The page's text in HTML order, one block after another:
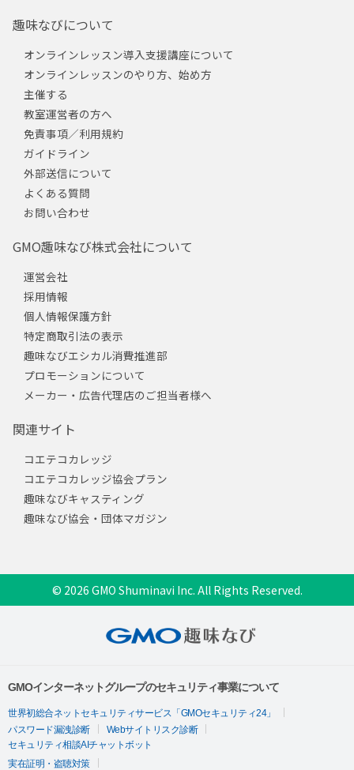
趣味なびについて
オンラインレッスン導入支援講座について
オンラインレッスンのやり方、始め方
主催する
教室運営者の方へ
免責事項／利用規約
ガイドライン
外部送信について
よくある質問
お問い合わせ
GMO趣味なび株式会社について
運営会社
採用情報
個人情報保護方針
特定商取引法の表示
趣味なびエシカル消費推進部
プロモーションについて
メーカー・広告代理店のご担当者様へ
関連サイト
コエテコカレッジ
コエテコカレッジ協会プラン
趣味なびキャスティング
趣味なび協会・団体マガジン
© 2026 GMO Shuminavi Inc. All Rights Reserved.